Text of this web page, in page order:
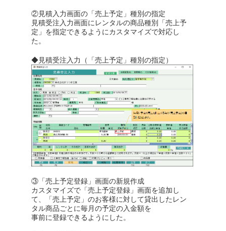
②見積入力画面の「売上予定」種別の指定
見積受注入力画面にレンタルの商品種別「売上予
定」を指定できるようにカスタマイズで対応し
た。
◆見積受注入力（「売上予定」種別の指定）
③「売上予定登録」画面の新規作成
カスタマイズで「売上予定登録」画面を追加し
て、「売上予定」のお客様に対して貸出したレン
タル商品ごとに毎月の予定の入金額を
事前に登録できるようにした。